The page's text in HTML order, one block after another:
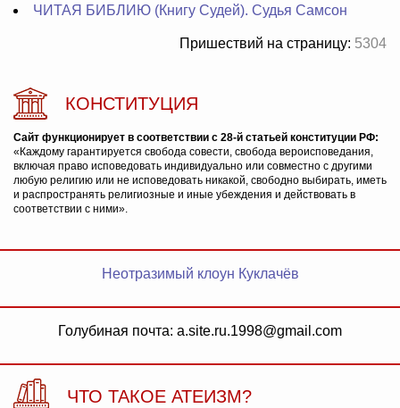
ЧИТАЯ БИБЛИЮ (Книгу Судей). Судья Самсон
Пришествий на страницу: 5304
КОНСТИТУЦИЯ
Сайт функционирует в соответствии с 28-й статьей конституции РФ:
«Каждому гарантируется свобода совести, свобода вероисповедания,
включая право исповедовать индивидуально или совместно с другими
любую религию или не исповедовать никакой, свободно выбирать, иметь
и распространять религиозные и иные убеждения и действовать в
соответствии с ними».
Неотразимый клоун Куклачёв
Голубиная почта: a.site.ru.1998@gmail.com
ЧТО ТАКОЕ АТЕИЗМ?